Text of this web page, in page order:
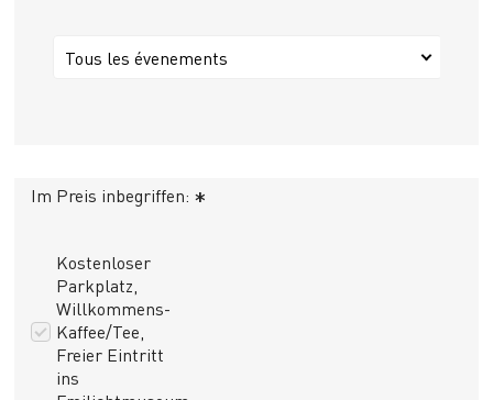
Tous les évenements
Im Preis inbegriffen: *
Kostenloser
Parkplatz,
Willkommens-
Kaffee/Tee,
Freier Eintritt
ins